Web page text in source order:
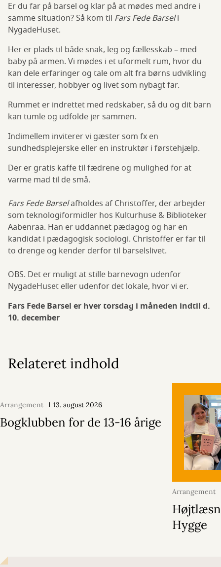
Er du far på barsel og klar på at mødes med andre i
samme situation? Så kom til Fars Fede Barseli
NygadeHuset.
Her er plads til både snak, leg og fællesskab – med
baby på armen. Vi mødes i et uformelt rum, hvor du
kan dele erfaringer og tale om alt fra børns udvikling
til interesser, hobbyer og livet som nybagt far.
Rummet er indrettet med redskaber, så du og dit barn
kan tumle og udfolde jer sammen.
Indimellem inviterer vi gæster som fx en
sundhedsplejerske eller en instruktør i førstehjælp.
Der er gratis kaffe til fædrene og mulighed for at
varme mad til de små.
Fars Fede Barselafholdes af Christoffer, der arbejder
som teknologiformidler hos Kulturhuse & Biblioteker
Aabenraa. Han er uddannet pædagog og har en
kandidat i pædagogisk sociologi. Christoffer er far til
to drenge og kender derfor til barselslivet.
OBS. Det er muligt at stille barnevogn udenfor
NygadeHuset eller udenfor det lokale, hvor vi er.
Fars Fede Barsel er hver torsdag i måneden indtil d.
10. december
Relateret indhold
Arrangement 13. august 2026
Bogklubben for de 13-16 årige
Arrangement
2026
Hygge